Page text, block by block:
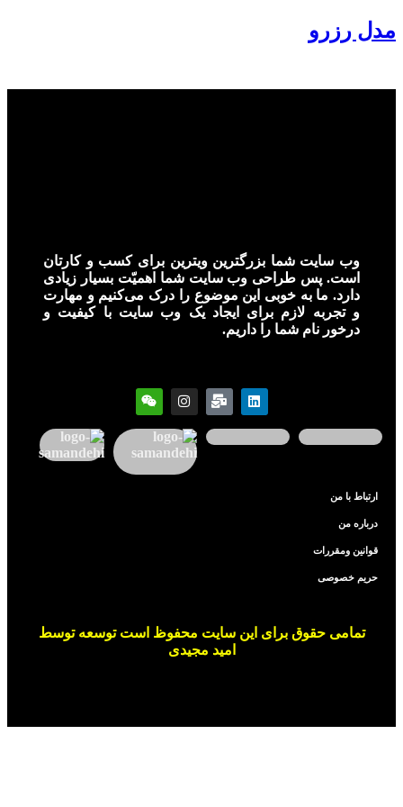
مدل رزرو
وب سایت شما بزرگترین ویترین برای کسب و کارتان
است. پس طراحی وب سایت شما اهمیّت بسیار زیادی
دارد. ما به خوبی این موضوع را درک می‌کنیم و مهارت
و تجربه لازم برای ایجاد یک وب سایت با کیفیت و
درخور نام شما را داریم.
ارتباط با من
درباره من
قوانین ومقررات
حریم خصوصی
تمامی حقوق برای این سایت محفوظ است توسعه توسط
امید مجیدی